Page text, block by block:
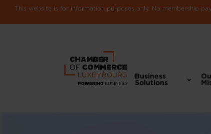
This website is for information purposes only. No membership
Business
Solutions